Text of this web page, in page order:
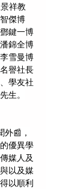
祥教
傑博
鍵一博
錦全博
雪曼博
譽社長
學友社
生。
📰，
優異學
媒人及
以及媒
以順利